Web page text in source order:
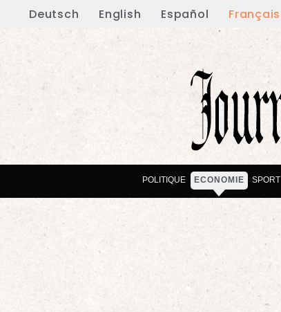
Deutsch English Español Français
POLITIQUE ECONOMIE SPORT